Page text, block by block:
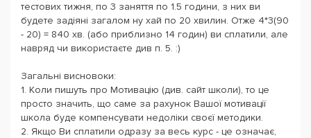
тестових тижня, по 3 заняття по 1.5 години, з них ви
будете задіяні загалом ну хай по 20 хвилин. Отже 4*3(90
- 20) = 840 хв. (або приблизно 14 годин) ви сплатили, але
навряд чи використаєте див п. 5. :)
Загальні висновоки:
1. Коли пишуть про Мотивацію (див. сайт школи), то це
просто значить, що саме за рахунок Вашої мотивації
школа буде компенсувати недоліки своєї методики.
2. Якщо Ви сплатили одразу за весь курс - це означає,